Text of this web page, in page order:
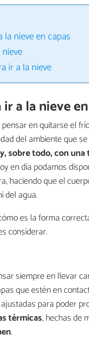
la nieve en capas
ir a la nieve
a la nieve
en quitarse el
del ambiente que
sobre todo, con
en día podamos
haciendo que el
del agua.
es la forma
considerar.
siempre en llevar
que estén en
para poder
térmicas, hechas de
.